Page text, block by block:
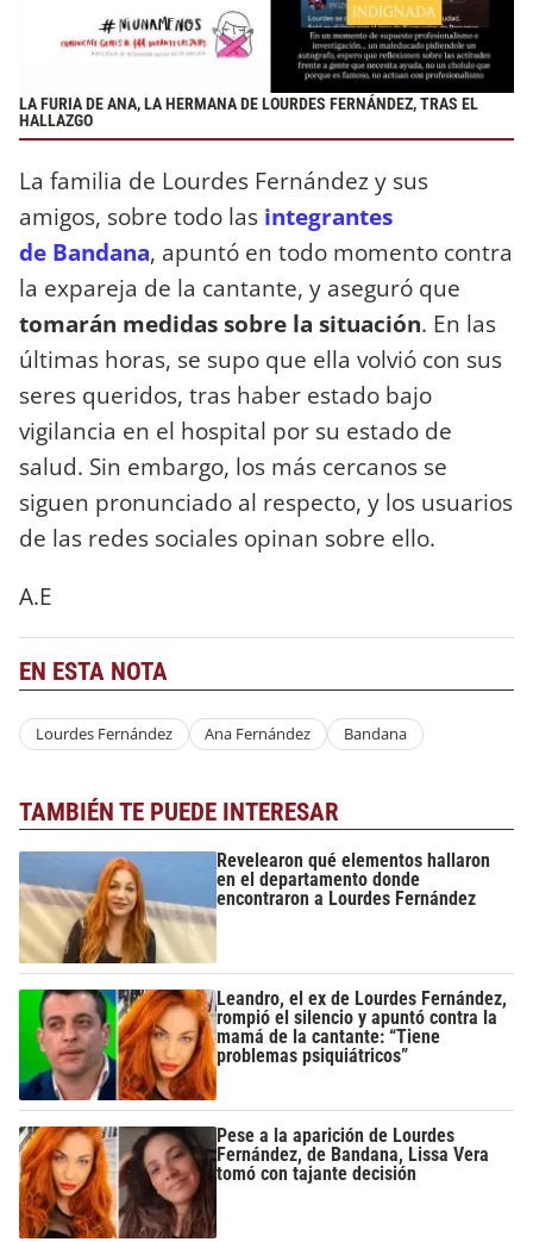
LA FURIA DE ANA, LA HERMANA DE LOURDES FERNÁNDEZ, TRAS EL
HALLAZGO
La familia de Lourdes Fernández y sus
amigos, sobre todo las integrantes
de Bandana, apuntó en todo momento contra
la expareja de la cantante, y aseguró que
tomarán medidas sobre la situación. En las
últimas horas, se supo que ella volvió con sus
seres queridos, tras haber estado bajo
vigilancia en el hospital por su estado de
salud. Sin embargo, los más cercanos se
siguen pronunciado al respecto, y los usuarios
de las redes sociales opinan sobre ello.
A.E
EN ESTA NOTA
Lourdes Fernández Ana Fernández Bandana
TAMBIÉN TE PUEDE INTERESAR
Revelearon qué elementos hallaron
en el departamento donde
encontraron a Lourdes Fernández
Leandro, el ex de Lourdes Fernández,
rompió el silencio y apuntó contra la
mamá de la cantante: “Tiene
problemas psiquiátricos”
Pese a la aparición de Lourdes
Fernández, de Bandana, Lissa Vera
tomó con tajante decisión